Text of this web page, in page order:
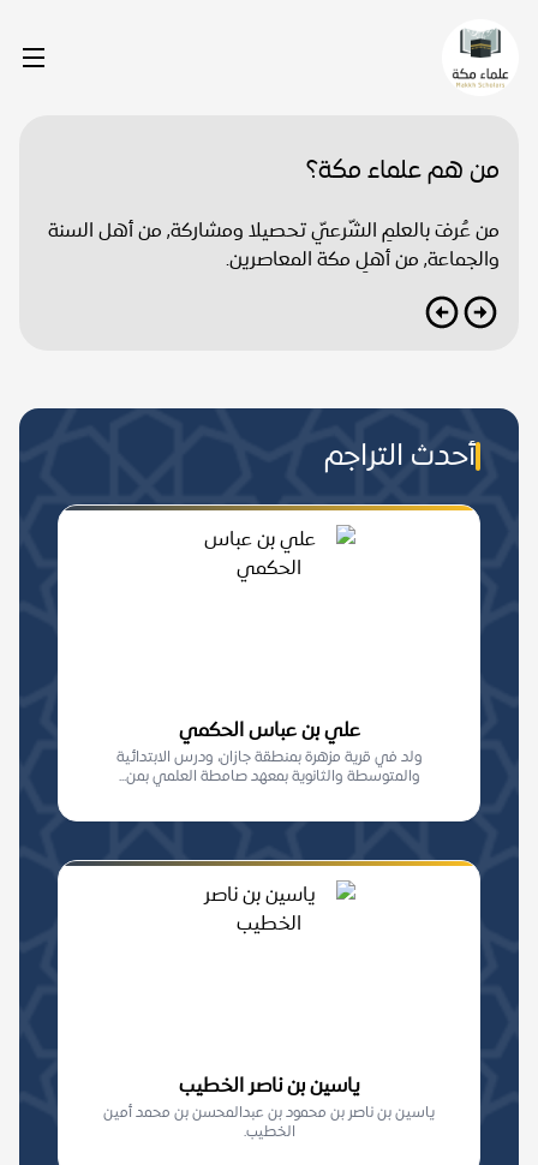
من هم علماء مكة؟
من عُرفَ بالعلمِ الشّرعيّ تحصيلا ومشاركة, من أهل السنة
والجماعة, من أهلِ مكة المعاصرين.
أحدث التراجم
علي بن عباس الحكمي
ولد في قرية مزهرة بمنطقة جازان، ودرس الابتدائية
والمتوسطة والثانوية بمعهد صامطة العلمي بمن...
ياسين بن ناصر الخطيب
ياسين بن ناصر بن محمود بن عبدالمحسن بن محمد أمين
الخطيب.